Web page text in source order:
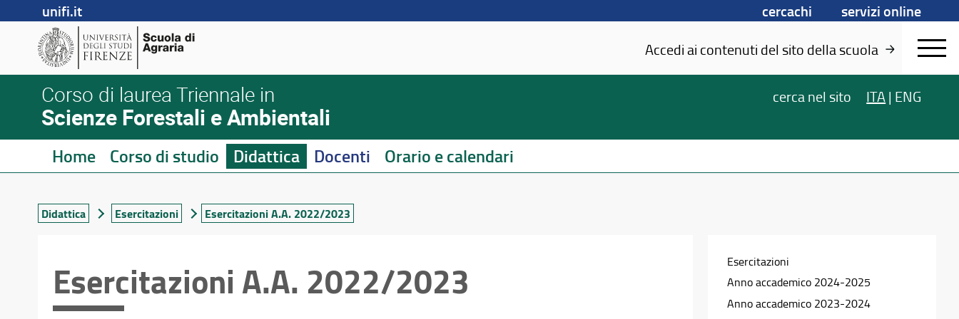
unifi.it cercachi
servizi online
Accedi ai contenuti del sito della scuola
Corso di laurea Triennale in
Scienze Forestali e Ambientali
cerca nel sito ITA | ENG
Home Corso di studio Didattica Docenti Orario e calendari
Didattica Esercitazioni Esercitazioni A.A. 2022/2023
Esercitazioni A.A. 2022/2023
Esercitazioni
Anno accademico 2024-2025
Anno accademico 2023-2024